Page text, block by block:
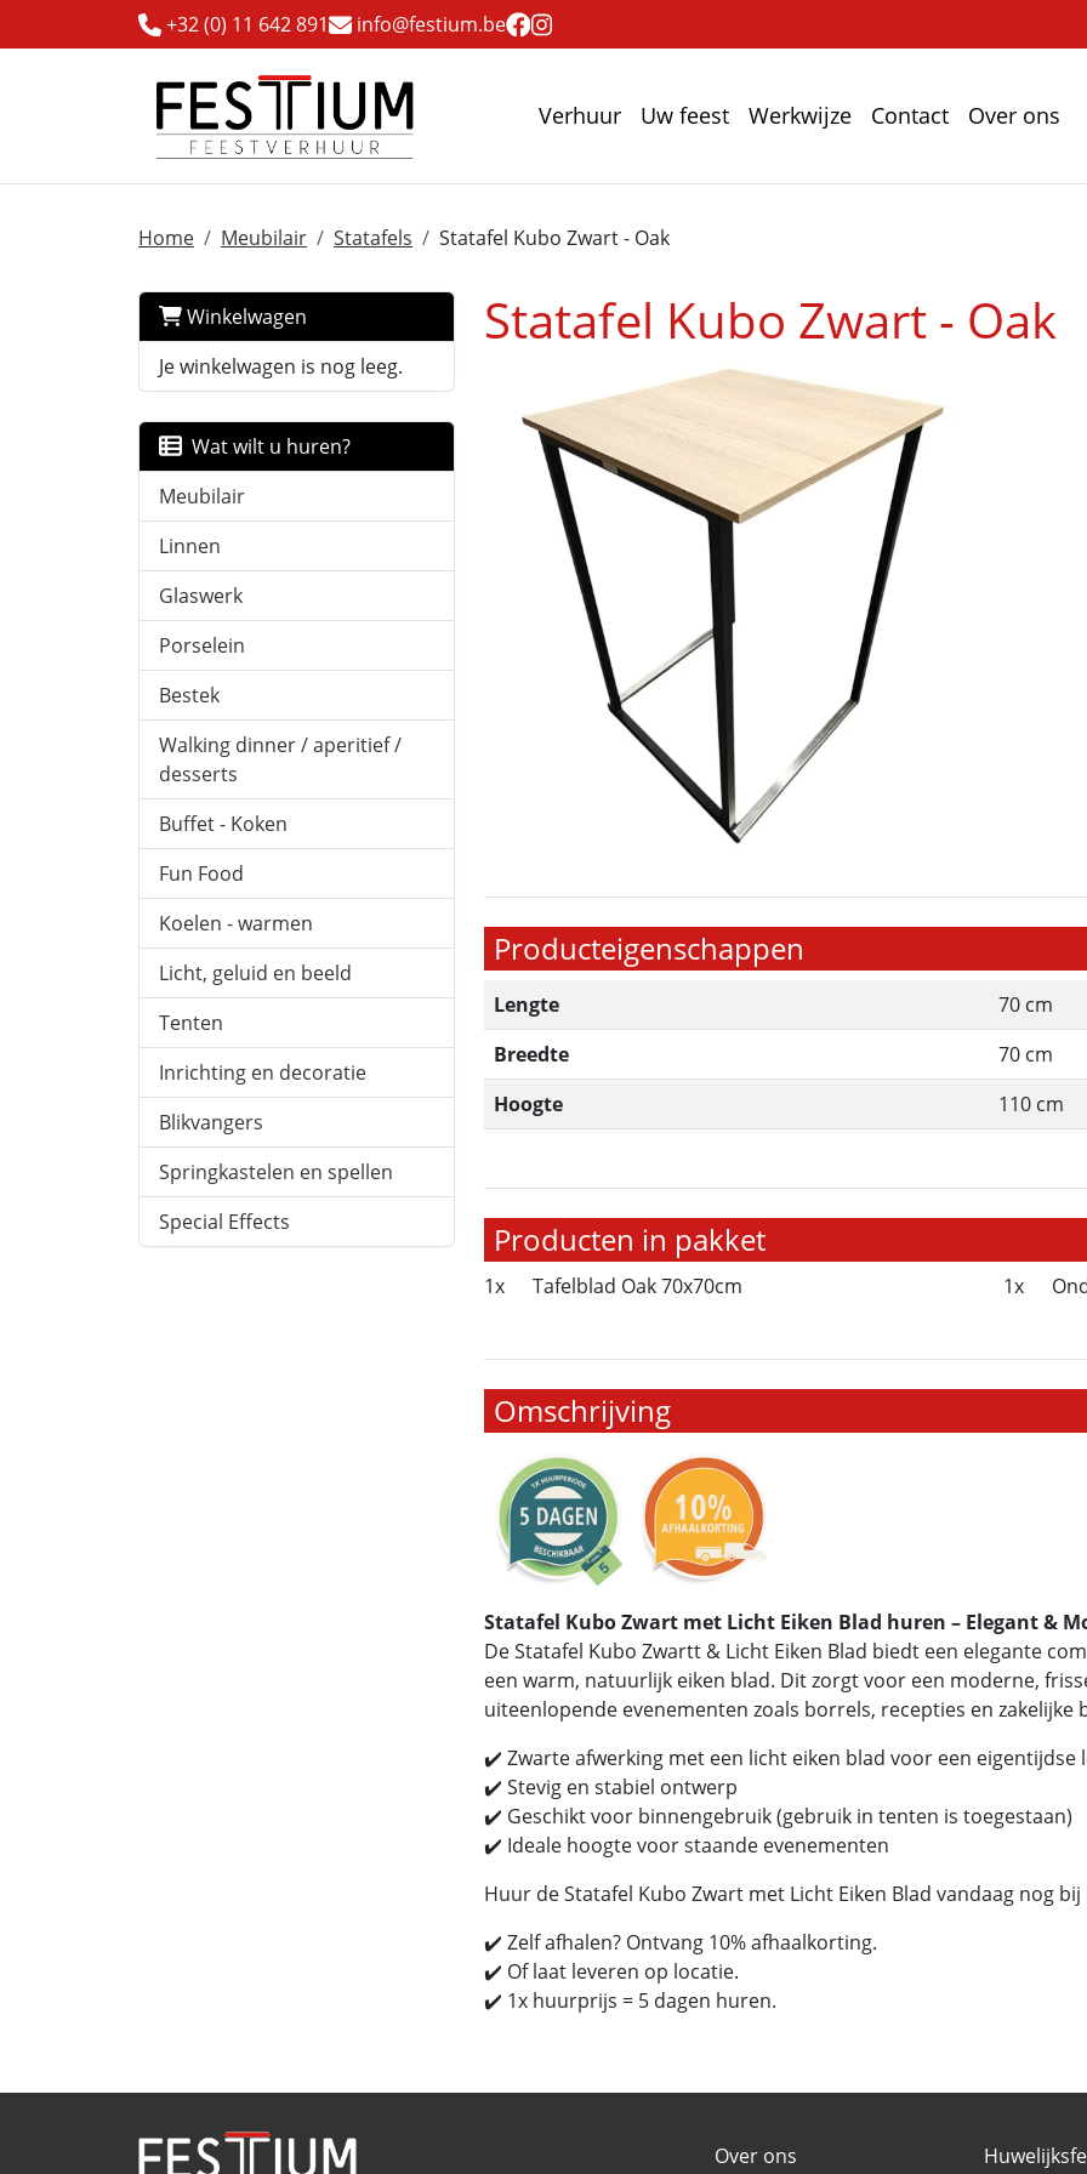
+32 (0) 11 642 891 info@festium.be
Verhuur Uw feest Werkwijze Contact Over ons
Home Meubilair Statafels Statafel Kubo Zwart - Oak
Winkelwagen
Je winkelwagen is nog leeg.
Wat wilt u huren?
Meubilair
Linnen
Glaswerk
Porselein
Bestek
Walking dinner / aperitief /
desserts
Buffet - Koken
Fun Food
Koelen - warmen
Licht, geluid en beeld
Tenten
Inrichting en decoratie
Blikvangers
Springkastelen en spellen
Special Effects
Statafel Kubo Zwart - Oak
Producten in pakket
1x Tafelblad Oak 70x70cm 1x
Producteigenschappen
Lengte
70 cm
Breedte
70 cm
Hoogte
110 cm
Omschrijving
Statafel Kubo Zwart met Licht Eiken Blad huren – Elegant &
De Statafel Kubo Zwartt & Licht Eiken Blad biedt een elegante
een warm, natuurlijk eiken blad. Dit zorgt voor een moderne,
uiteenlopende evenementen zoals borrels, recepties en zakelijke
✔️ Zwarte afwerking met een licht eiken blad voor een eigentijdse
✔️ Stevig en stabiel ontwerp
✔️ Geschikt voor binnengebruik (gebruik in tenten is toegestaan)
✔️ Ideale hoogte voor staande evenementen
Huur de Statafel Kubo Zwart met Licht Eiken Blad vandaag nog
✔️ Zelf afhalen? Ontvang 10% afhaalkorting.
✔️ Of laat leveren op locatie.
✔️ 1x huurprijs = 5 dagen huren.
Over ons